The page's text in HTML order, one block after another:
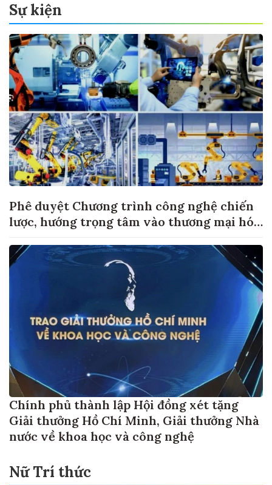
Sự kiện
Phê duyệt Chương trình công nghệ chiến
lược, hướng trọng tâm vào thương mại hóa
Chính phủ thành lập Hội đồng xét tặng
Giải thưởng Hồ Chí Minh, Giải thưởng Nhà
nước về khoa học và công nghệ
Nữ Trí thức